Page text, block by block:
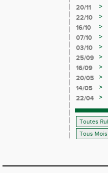
20/11
>
22/10
>
16/10
>
07/10 >
03/10
>
25/09
>
16/09
>
20/05
>
14/05
>
22/04
>